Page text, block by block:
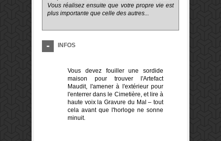
Vous réalisez ensuite que votre propre vie est
plus importante que celle des autres...
INFOS
Vous devez fouiller une sordide
maison pour trouver l'Artefact
Maudit, l'amener à l'extérieur pour
l'enterrer dans le Cimetière, et lire à
haute voix la Gravure du Mal – tout
cela avant que l'horloge ne sonne
minuit.